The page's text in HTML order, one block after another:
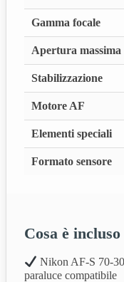
Gamma focale
Apertura massima
Stabilizzazione
Motore AF
Elementi speciali
Formato sensore
Cosa è incluso
Nikon AF‑S
paraluce compatibile